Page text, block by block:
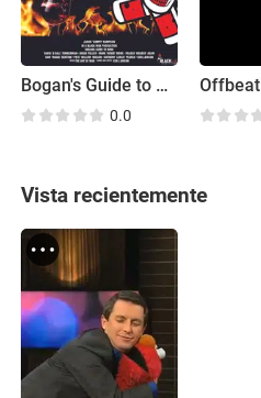
Bogan's Guide to Wine
0.0
Offbeat
Vista recientemente